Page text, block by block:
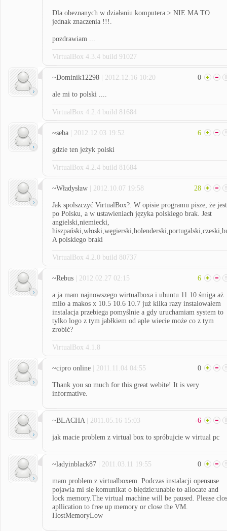
Dla obeznanych w działaniu komputera > NIE MA TO
jednak znaczenia !!!.
pozdrawiam ...
VirtualBox 4.3.4 build 91027
~Dominik12298 | 2012.12.16 10:20 0
ale mi to polski ....
VirtualBox 4.2.4 build 81684
~seba | 2012.12.03 19:52 6
gdzie ten jeżyk polski
VirtualBox 4.2.4 build 81684
~Władysław | 2012.10.07 19:58 28
Jak spolszczyć VirtualBox?. W opisie programu pisze, że jest
po Polsku, a w ustawieniach języka polskiego brak. Jest
angielski,niemiecki,
A polskiego braki
VirtualBox 4.2.0 build 80737
~Rebus | 2012.02.27 02:15 6
a ja mam najnowszego wirtualboxa i ubuntu 11.10 śmiga aż
miło a makos x 10.5 10.6 10.7 już kilka razy instalowałem
instalacja przebiega pomyślnie a gdy uruchamiam system to
tylko logo z tym jabłkiem od aple wiecie może co z tym
zrobić?
VirtualBox 4.1.8
~cipro online | 2011.11.04 04:55 0
Thank you so much for this great webite! It is very
informative.
~BLACHA | 2011.05.16 15:03 -6
jak macie problem z virtual box to spróbujcie w virtual pc
~ladyinblack87 | 2011.03.11 19:55 0
mam problem z virtualboxem. Podczas instalacji opensuse
pojawia mi sie komunikat o błędzie:unable to allocate and
lock memory.The virtual machine will be paused. Please
apllication to free up memory or close the VM.
HostMemoryLow